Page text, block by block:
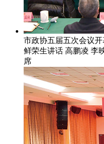
市政协五届五次会议开
鲜荣生讲话 高鹏凌 李
席